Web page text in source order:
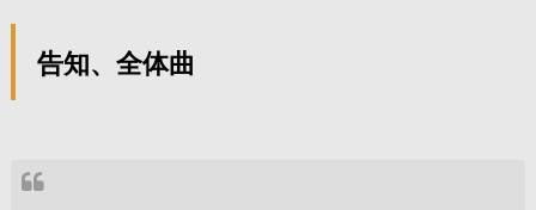
告知、全体曲